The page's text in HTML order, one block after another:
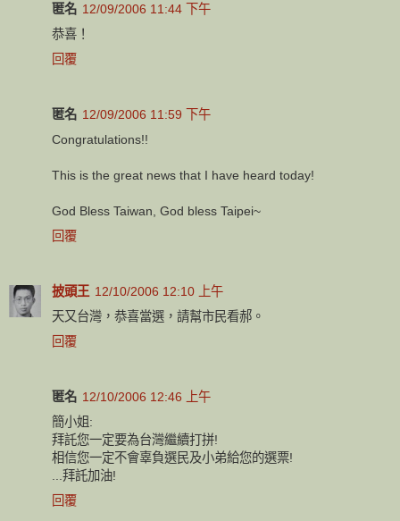
匿名 12/09/2006 11:44 下午
恭喜！
回覆
匿名 12/09/2006 11:59 下午
Congratulations!!
This is the great news that I have heard today!
God Bless Taiwan, God bless Taipei~
回覆
披頭王 12/10/2006 12:10 上午
天又台灣，恭喜當選，請幫市民看郝。
回覆
匿名 12/10/2006 12:46 上午
簡小姐:
拜託您一定要為台灣繼續打拼!
相信您一定不會辜負選民及小弟給您的選票!
...拜託加油!
回覆